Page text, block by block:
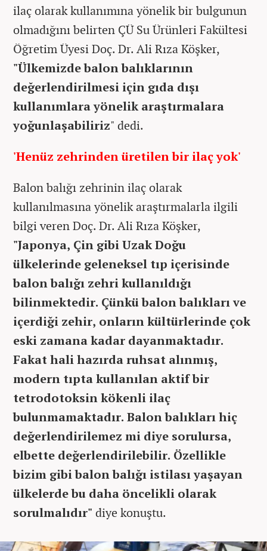
ilaç olarak kullanımına yönelik bir bulgunun
olmadığını belirten ÇÜ Su Ürünleri Fakültesi
Öğretim Üyesi Doç. Dr. Ali Rıza Köşker,
"Ülkemizde balon balıklarının
değerlendirilmesi için gıda dışı
kullanımlara yönelik araştırmalara
yoğunlaşabiliriz" dedi.
'Henüz zehrinden üretilen bir ilaç yok'
Balon balığı zehrinin ilaç olarak
kullanılmasına yönelik araştırmalarla ilgili
bilgi veren Doç. Dr. Ali Rıza Köşker,
"Japonya, Çin gibi Uzak Doğu
ülkelerinde geleneksel tıp içerisinde
balon balığı zehri kullanıldığı
bilinmektedir. Çünkü balon balıkları ve
içerdiği zehir, onların kültürlerinde çok
eski zamana kadar dayanmaktadır.
Fakat hali hazırda ruhsat alınmış,
modern tıpta kullanılan aktif bir
tetrodotoksin kökenli ilaç
bulunmamaktadır. Balon balıkları hiç
değerlendirilemez mi diye sorulursa,
elbette değerlendirilebilir. Özellikle
bizim gibi balon balığı istilası yaşayan
ülkelerde bu daha öncelikli olarak
sorulmalıdır" diye konuştu.